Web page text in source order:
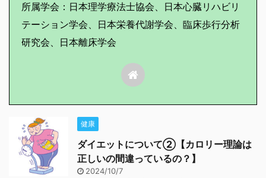
所属学会：日本理学療法士協会、日本心臓リハビリ
テーション学会、日本栄養代謝学会、臨床歩行分析
研究会、日本離床学会
健康
ダイエットについて②【カロリー理論は
正しいの間違っているの？】
2024/10/7